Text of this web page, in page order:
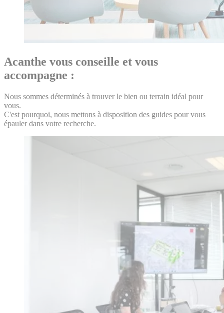
Acanthe vous conseille et vous
accompagne :
Nous sommes déterminés à trouver le bien ou terrain idéal pour
vous.
C'est pourquoi, nous mettons à disposition des guides pour vous
épauler dans votre recherche.